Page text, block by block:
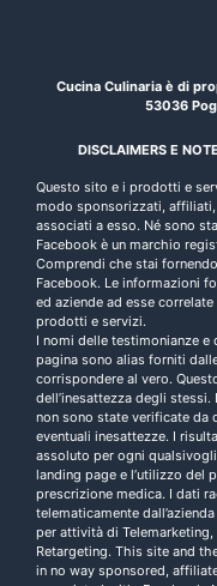
Cucina Culinaria è di
53036
DISCLAIMERS E
Questo sito e i prodotti e
modo sponsorizzati,
associati a esso. Né sono
Facebook è un marchio
Comprendi che stai
Facebook. Le informazioni
ed aziende ad esse
prodotti e servizi.
I nomi delle testimonianze e
pagina sono alias forniti
corrispondere al vero.
dell’inesattezza degli
non sono state verificate da
eventuali inesattezze. I
assoluto per ogni
landing page e l’utilizzo del
prescrizione medica. I dati
telematicamente
per attività di
Retargeting. This site and
in no way sponsored,